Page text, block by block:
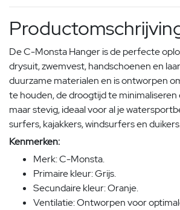
De C-Monsta Hanger is de perfecte
drysuit, zwemvest, handschoenen en
duurzame materialen en is ontworpen
te houden, de droogtijd te
maar stevig, ideaal voor al je
surfers, kajakkers, windsurfers en
Kenmerken:
Merk: C-Monsta.
Primaire kleur: Grijs.
Secundaire kleur: Oranje.
Ventilatie: Ontworpen voor